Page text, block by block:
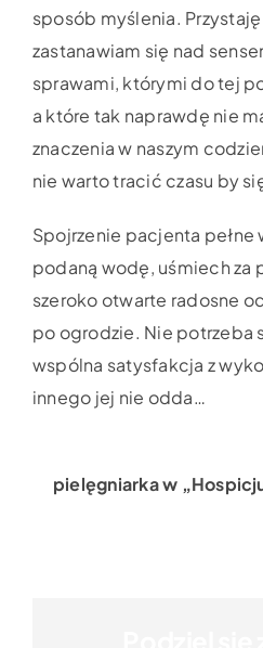
sposób myślenia.
zastanawiam się nad
sprawami, którymi do tej
a które tak naprawdę nie
znaczenia w naszym
nie warto tracić czasu by
Spojrzenie pacjenta pełne
podaną wodę, uśmiech za
szeroko otwarte radosne
po ogrodzie. Nie potrzeba
wspólna satysfakcja z
innego jej nie odda…
pielęgniarka w